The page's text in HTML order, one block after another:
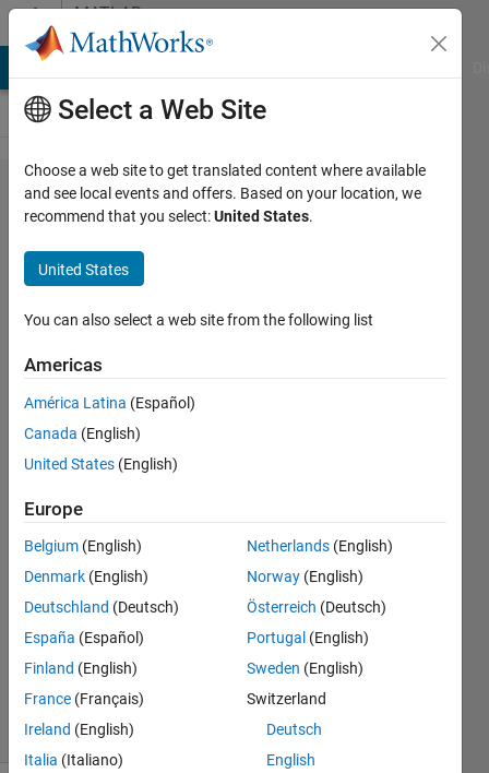
Skip to contentMATLAB
Answers
Excel
からデ
ータ​を
読み込
み判別
するコ​
ードを
書きた
い
実香
9 Jan
1 Answer
Answer
Accepted
Updated
11 Views
(30 days)
Select a Web Site
Choose a web site to get translated content where available
and see local events and offers. Based on your location, we
recommend that you select:United States.
United States
You can also select a web site from the following list
Americas
América Latina (Español)
Canada (English)
United States (English)
Europe
Belgium (English)
Denmark (English)
Deutschland (Deutsch)
España (Español)
Finland (English)
France (Français)
Ireland (English)
Italia (Italiano)
Netherlands (English)
Norway (English)
Österreich (Deutsch)
Portugal (English)
Sweden (English)
Switzerland
Deutsch
English